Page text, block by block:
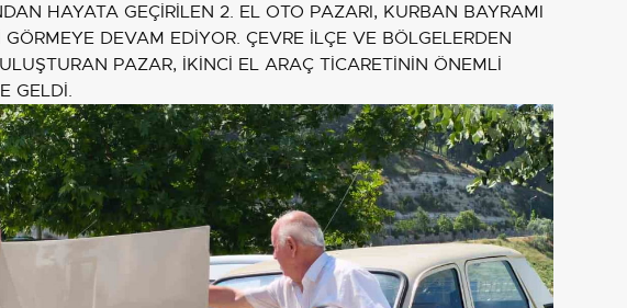
HAYATA GEÇİRİLEN 2. EL OTO PAZARI, KURBAN BAYRAMI
DEVAM EDİYOR. ÇEVRE İLÇE VE BÖLGELERDEN
PAZAR, İKİNCİ EL ARAÇ TİCARETİNİN ÖNEMLİ
GELDİ.